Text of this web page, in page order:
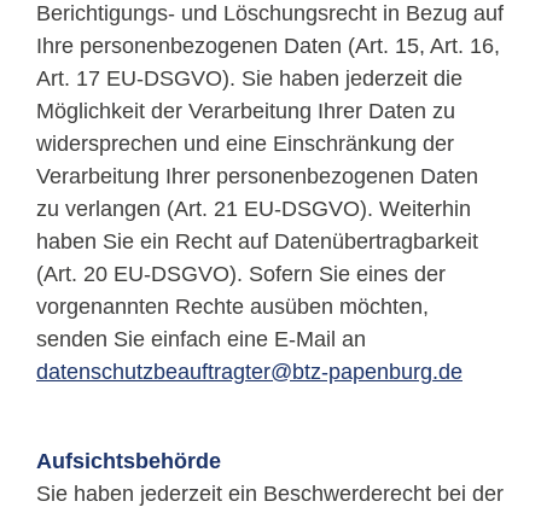
Berichtigungs- und Löschungsrecht in Bezug auf
Ihre personenbezogenen Daten (Art. 15, Art. 16,
Art. 17 EU-DSGVO). Sie haben jederzeit die
Möglichkeit der Verarbeitung Ihrer Daten zu
widersprechen und eine Einschränkung der
Verarbeitung Ihrer personenbezogenen Daten
zu verlangen (Art. 21 EU-DSGVO). Weiterhin
haben Sie ein Recht auf Datenübertragbarkeit
(Art. 20 EU-DSGVO). Sofern Sie eines der
vorgenannten Rechte ausüben möchten,
senden Sie einfach eine E-Mail an
datenschutzbeauftragter@btz-papenburg.de
Aufsichtsbehörde
Sie haben jederzeit ein Beschwerderecht bei der